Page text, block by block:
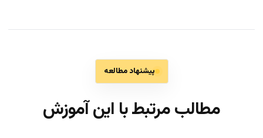
پیشنهاد مطالعه
مطالب مرتبط با این آموزش